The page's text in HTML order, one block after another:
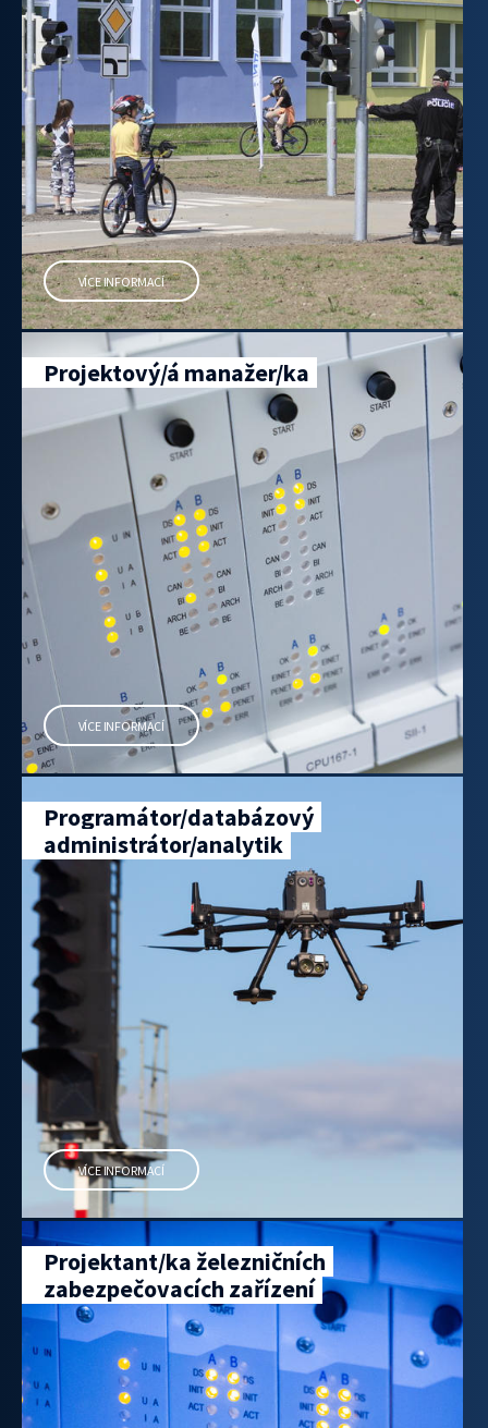
VÍCE INFORMACÍ
Projektový/á manažer/ka
VÍCE INFORMACÍ
Programátor/databázový
administrátor/analytik
VÍCE INFORMACÍ
Projektant/ka železničních
zabezpečovacích zařízení